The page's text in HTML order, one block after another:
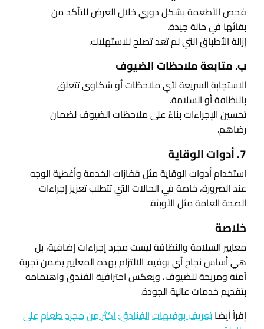
فحص الأطعمة بشكل دوري خلال العرض للتأكد من
بقائها في حالة جيدة.
إزالة الأطباق التي لم تعد تصلح للاستهلاك.
ب. متابعة ملاحظات الضيوف
الاستجابة السريعة لأي ملاحظات أو شكاوى تتعلق
بالنظافة أو السلامة.
تحسين الإجراءات بناءً على ملاحظات الضيوف لضمان
رضاهم.
7. أدوات الوقاية
استخدام أدوات الوقاية مثل قفازات الخدمة وأغطية الوجه
عند الضرورة، خاصة في الحالات التي تتطلب تعزيز إجراءات
الصحة العامة مثل الأوبئة.
خلاصة
معايير السلامة والنظافة ليست مجرد إجراءات إضافية، بل
هي أساس نجاح أي بوفيه. الالتزام بهذه المعايير يضمن تجربة
آمنة ومريحة للضيوف، ويعكس احترافية الفندق واهتمامه
بتقديم خدمات عالية الجودة.
إقرأ أيضاتعريف بوفيهات الفنادق: أكثر من مجرد طعام على